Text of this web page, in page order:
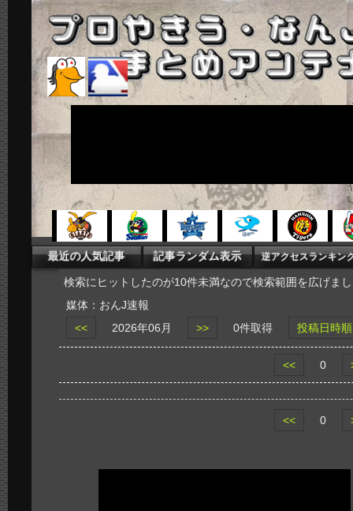
検索にヒットしたのが10件未満なので検索範囲を広げま
媒体：おんJ速報
<<
2026年06月 >> 0件取得 投稿日時
<< 0
<< 0